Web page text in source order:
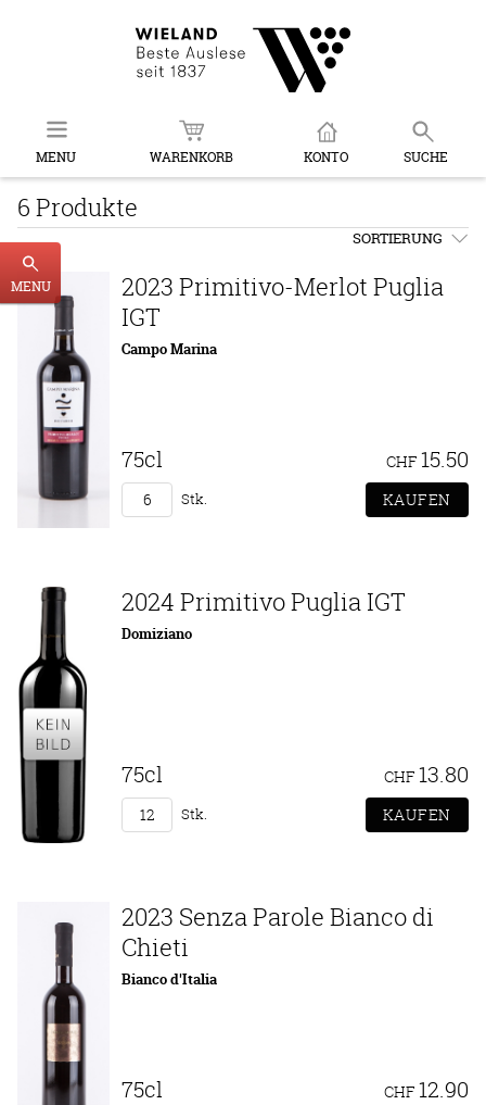
MENU WARENKORB KONTO SUCHE
MENU
6 Produkte
SORTIERUNG
2023 Primitivo-Merlot Puglia
IGT
Campo Marina
75cl CHF 15.50
Stk.
2024 Primitivo Puglia IGT
Domiziano
75cl CHF 13.80
Stk.
2023 Senza Parole Bianco di
Chieti
Bianco d'Italia
75cl CHF 12.90